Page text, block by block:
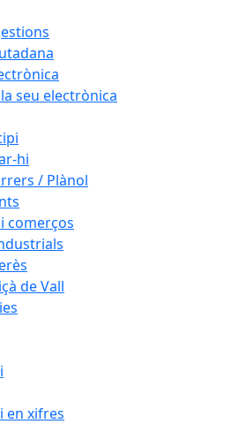
seu electrònica
hi
/ Plànol
comerços
de Vall
en xifres